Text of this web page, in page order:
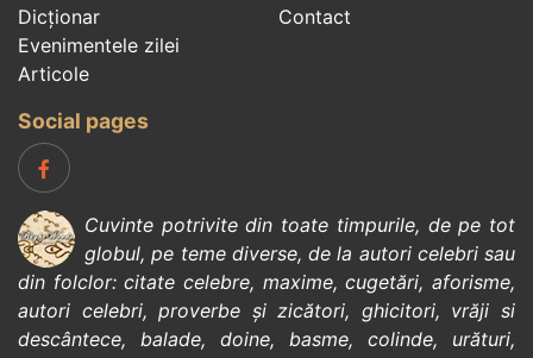
Dicționar
Evenimentele zilei
Articole
Contact
Social pages
Cuvinte potrivite din toate timpurile, de pe tot
globul, pe teme diverse, de la autori celebrisau
din folclor:citate celebre, maxime,cugetări,aforisme,
autori celebri,proverbe și zicători, ghicitori, vrăji si
descântece, balade, doine, basme, colinde, urături,